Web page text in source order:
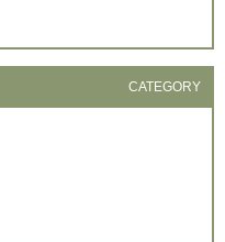
CATEGORY